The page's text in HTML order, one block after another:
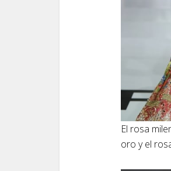
El rosa
oro y el